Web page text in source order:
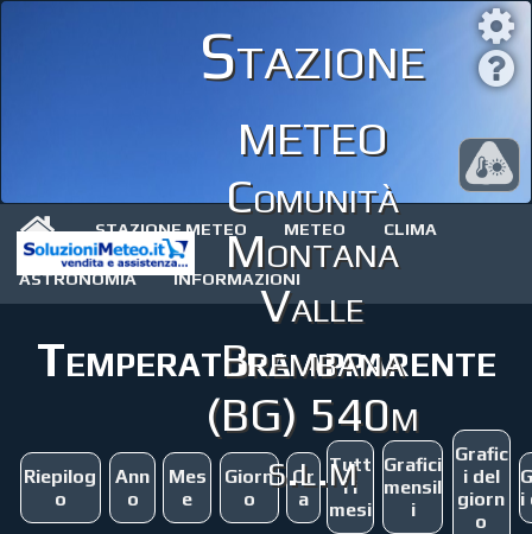
Stazione
meteo
Comunità
Montana
Valle
Brembana
(BG) 540m
s.l.m
STAZIONE METEO METEO CLIMA
ASTRONOMIA INFORMAZIONI
Temperatura apparente
Riepilog
o
Ann
o
Mes
e
Giorn
o
Or
a
Tutt
i i
mesi
Grafici
mensil
i
Grafic
i del
giorn
o
i